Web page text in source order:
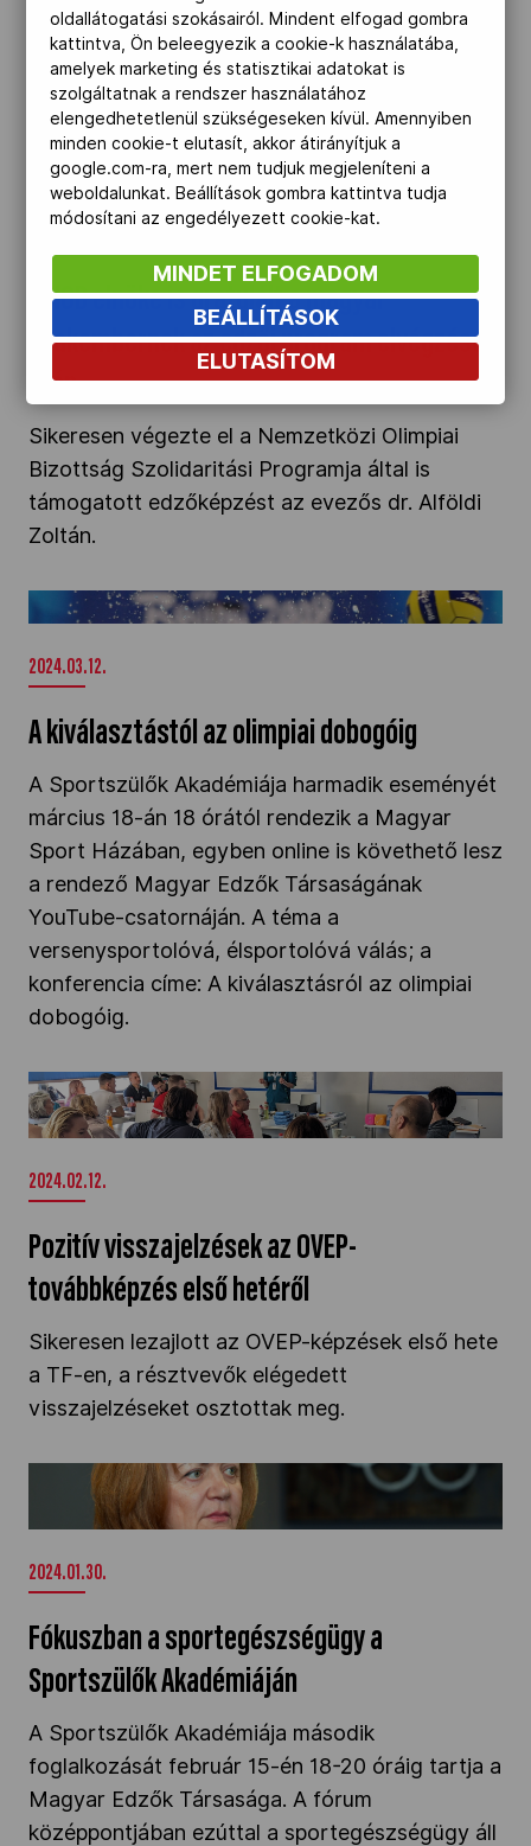
szakirányú továbbképzése.
A NOB elnöke is gratulált a magyar
szakembernek az edzői program elvégzése
után" />
A NOB elnöke is gratulált a magyar
szakembernek az edzői program elvégzése
után
Sikeresen végezte el a Nemzetközi Olimpiai
Bizottság Szolidaritási Programja által is
támogatott edzőképzést az evezős dr. Alföldi
Zoltán.
A kiválasztástól az olimpiai dobogóig" />
2024.03.12.
A kiválasztástól az olimpiai dobogóig
A Sportszülők Akadémiája harmadik eseményét
március 18-án 18 órától rendezik a Magyar
Sport Házában, egyben online is követhető lesz
a rendező Magyar Edzők Társaságának
YouTube-csatornáján. A téma a
versenysportolóvá, élsportolóvá válás; a
konferencia címe: A kiválasztásról az olimpiai
dobogóig.
Pozitív visszajelzések az OVEP-továbbképzés
első hetéről" />
2024.02.12.
Pozitív visszajelzések az OVEP-
továbbképzés első hetéről
Sikeresen lezajlott az OVEP-képzések első hete
a TF-en, a résztvevők elégedett
visszajelzéseket osztottak meg.
Fókuszban a sportegészségügy a Sportszülők
Akadémiáján" />
2024.01.30.
Fókuszban a sportegészségügy a
Sportszülők Akadémiáján
A Sportszülők Akadémiája második
foglalkozását február 15-én 18-20 óráig tartja a
Magyar Edzők Társasága. A fórum
középpontjában ezúttal a sportegészségügy áll
oldallátogatási szokásairól. Mindent elfogad gombra
kattintva, Ön beleegyezik a cookie-k használatába,
amelyek marketing és statisztikai adatokat is
szolgáltatnak a rendszer használatához
elengedhetetlenül szükségeseken kívül. Amennyiben
minden cookie-t elutasít, akkor átirányítjuk a
google.com-ra, mert nem tudjuk megjeleníteni a
weboldalunkat. Beállítások gombra kattintva tudja
módosítani az engedélyezett cookie-kat.
MINDET ELFOGADOM
BEÁLLÍTÁSOK
ELUTASÍTOM